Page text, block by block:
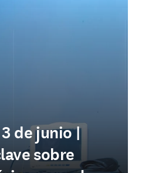
de junio |
sobre